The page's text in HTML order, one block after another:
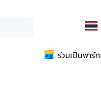
ร่วมเป็นพาร์